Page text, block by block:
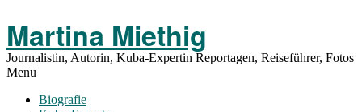
Menu
Martina Miethig
Journalistin, Autorin, Kuba-Expertin Reportagen, Reiseführer, Fotos
Menu
Biografie